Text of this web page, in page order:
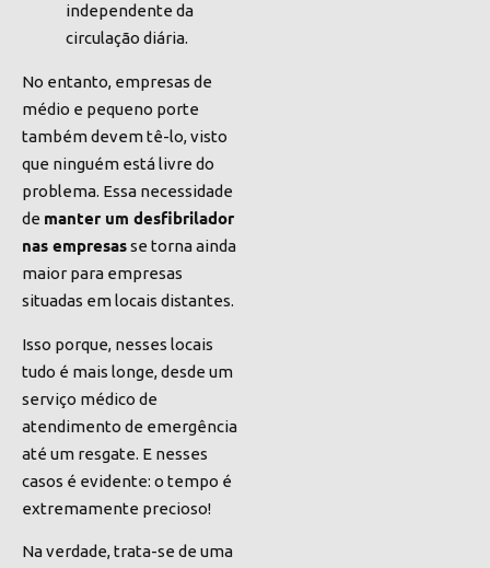
independente da
circulação diária.
No entanto, empresas de
médio e pequeno porte
também devem tê-lo, visto
que ninguém está livre do
problema. Essa necessidade
de manter um desfibrilador
nas empresasse torna ainda
maior para empresas
situadas em locais distantes.
Isso porque, nesses locais
tudo é mais longe, desde um
serviço médico de
atendimento de emergência
até um resgate. E nesses
casos é evidente: o tempo é
extremamente precioso!
Na verdade, trata-se de uma